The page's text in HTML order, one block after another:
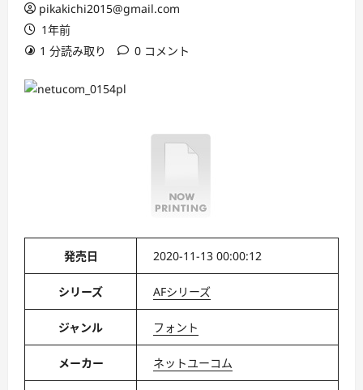
pikakichi2015@gmail.com
1年前
1 分読み取り
0 コメント
発売日 2020-11-13 00:00:12
シリーズ AFシリーズ
ジャンル フォント
メーカー ネットユーコム